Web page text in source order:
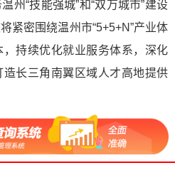
州“技能强城”和“双万城市”建设
紧密围绕温州市“5+5+N”产业体
持续优化就业服务体系，深化
长三角南翼区域人才高地提供